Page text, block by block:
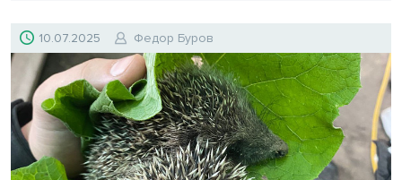
10.07.2025 Федор Буров